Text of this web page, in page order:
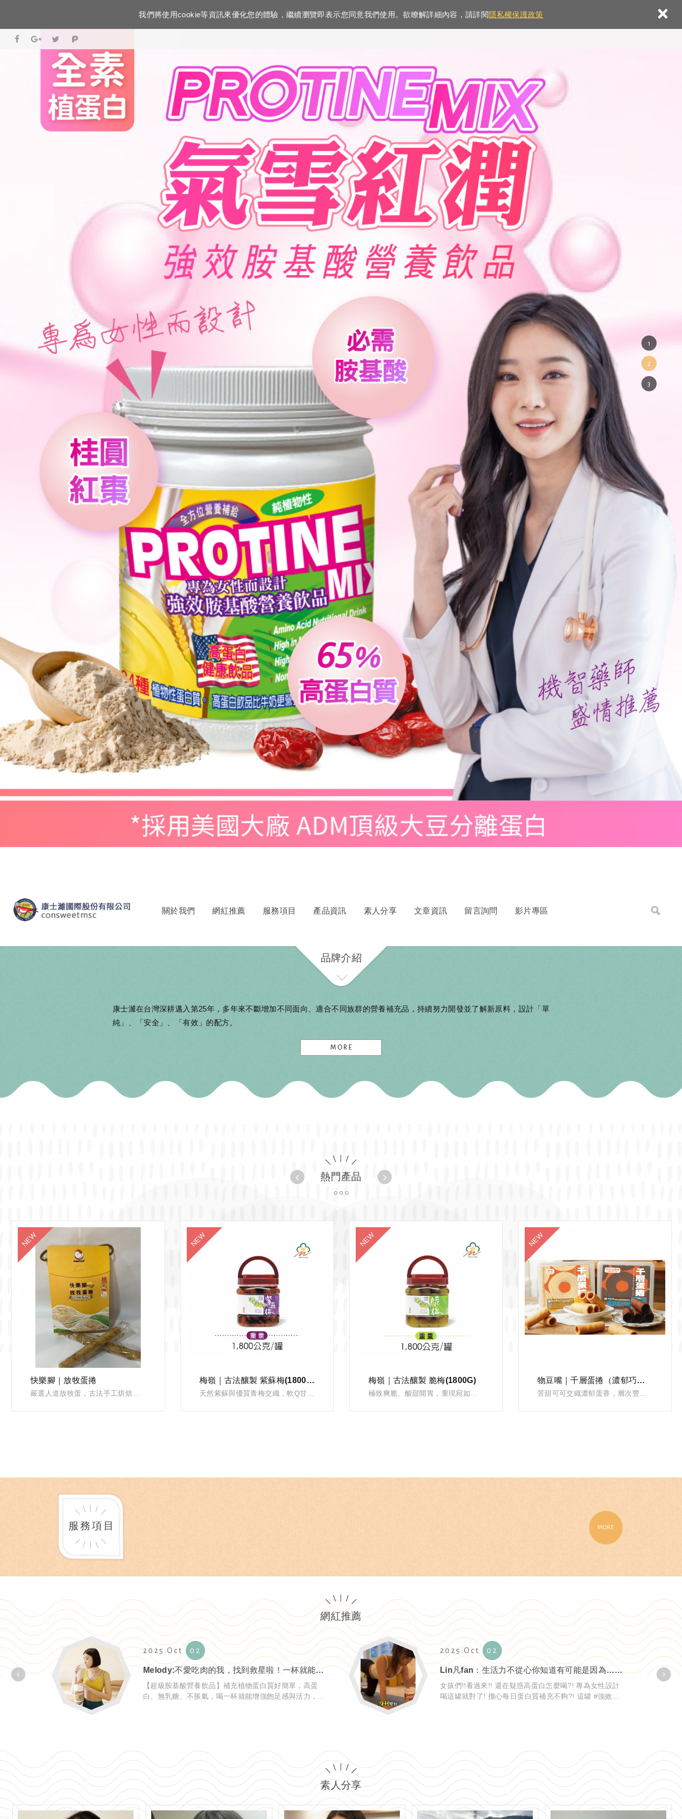
我們將使用cookie等資訊來優化您的體驗，繼續瀏覽即表示您同意我們使用。欲瞭解詳細內容，請詳閱隱私權保護政策 ×
1
2
3
關於我們 網紅推薦 服務項目 產品資訊 素人分享 文章資訊 留言詢問 影片專區
品牌介紹
康士濰在台灣深耕邁入第25年，多年來不斷增加不同面向、適合不同族群的營養補充品，持續努力開發並了解新原料，設計「單
純」、「安全」、「有效」的配方。
MORE
熱門產品
快樂腳｜放牧蛋捲
嚴選人道放牧蛋，古法手工烘焙，蛋香濃郁層次香酥無添加。
VIEW
梅嶺｜古法釀製 紫蘇梅(1800G)
天然紫蘇與優質青梅交織，軟Q甘醇、古法醃製的懷舊好滋味。
VIEW
梅嶺｜古法釀製 脆梅(1800G)
極致爽脆、酸甜開胃，重現宛如戀意般的清爽口感。
VIEW
物豆嘴｜千層蛋捲（濃郁巧克力）
苦甜可可交織濃郁蛋香，層次豐富香酥順口
VIEW
服務項目 MORE
網紅推薦
fanr.79：不用再每天吃雞胸肉、吃蛋補充，簡單沖泡一杯即可快速補充蛋白質 !
2025.Oct 02
Melody:不愛吃肉的我，找到救星啦！一杯就能補滿滿營養
【超級胺基酸營養飲品】補充植物蛋白質好簡單，高蛋
白、無乳糖、不脹氣，喝一杯就能增強飽足感與活力，天
2025.Oct 02
Lin凡fan：生活力不從心你知道有可能是因為…缺乏營養素嗎？
女孩們!!看過來!! 還在疑惑高蛋白怎麼喝?! 專為女性設計
喝這罐就對了! 擔心每日蛋白質補充不夠?! 這罐 #強效胺
素人分享